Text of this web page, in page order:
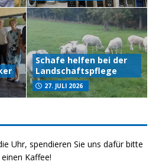
Schafe helfen bei der
Landschaftspflege
27. JULI 2026
Uhr, spendieren Sie uns dafür bitte
einen Kaffee!